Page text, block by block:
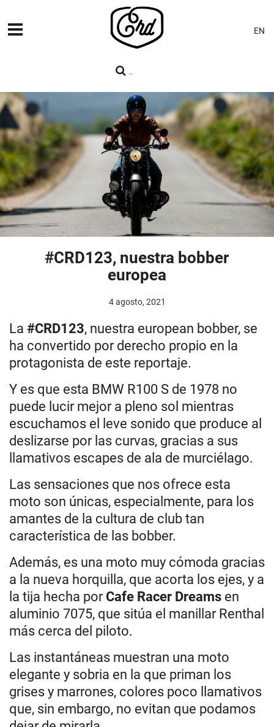
MÁQUINAS
PREMIERES
BLOG
CONTACTO
EN
#CRD123, nuestra bobber
europea
4 agosto, 2021
La #CRD123, nuestra european bobber, se
ha convertido por derecho propio en la
protagonista de este reportaje.
Y es que esta BMW R100 S de 1978 no
puede lucir mejor a pleno sol mientras
escuchamos el leve sonido que produce al
deslizarse por las curvas, gracias a sus
llamativos escapes de ala de murciélago.
Las sensaciones que nos ofrece esta
moto son únicas, especialmente, para los
amantes de la cultura de club tan
característica de las bobber.
Además, es una moto muy cómoda gracias
a la nueva horquilla, que acorta los ejes, y a
la tija hecha por Cafe Racer Dreams en
aluminio 7075, que sitúa el manillar Renthal
más cerca del piloto.
Las instantáneas muestran una moto
elegante y sobria en la que priman los
grises y marrones, colores poco llamativos
que, sin embargo, no evitan que podamos